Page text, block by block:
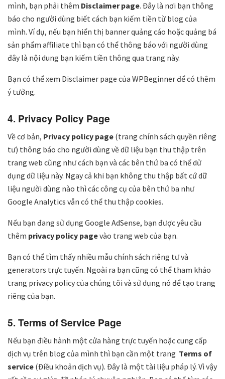
mình, bạn phải thêm Disclaimer page. Đây là nơi bạn thông
báo cho người dùng biết cách bạn kiếm tiền từ blog của
mình. Ví dụ, nếu bạn hiển thị banner quảng cáo hoặc quảng bá
sản phẩm affiliate thì bạn có thể thông báo với người dùng
đây là nội dung bạn kiếm tiền thông qua trang này.
Bạn có thể xem Disclaimer page của WPBeginner để có thêm
ý tưởng.
4. Privacy Policy Page
Về cơ bản, Privacy policy page (trang chính sách quyền riêng
tư) thông báo cho người dùng về dữ liệu bạn thu thập trên
trang web cũng như cách bạn và các bên thứ ba có thể dử
dụng dữ liệu này. Ngay cả khi bạn không thu thập bất cứ dữ
liệu người dùng nào thì các công cụ của bên thứ ba như
Google Analytics vẫn có thể thu thập cookies.
Nếu bạn đang sử dụng Google AdSense, bạn được yêu cầu
thêm privacy policy pagevào trang web của bạn.
Bạn có thể tìm thấy nhiều mẫu chính sách riêng tư và
generators trực tuyến. Ngoài ra bạn cũng có thể tham khảo
trang privacy policy của chúng tôi và sử dụng nó để tạo trang
riêng của bạn.
5. Terms of Service Page
Nếu bạn điều hành một cửa hàng trực tuyến hoặc cung cấp
dịch vụ trên blog của mình thì bạn cần một trang Terms of
service (Điều khoản dịch vụ). Đây là một tài liệu pháp lý. Vì vậy